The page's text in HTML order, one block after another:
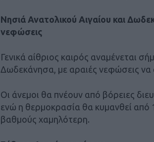
Νησιά Ανατολικού Αιγαίου και
νεφώσεις
Γενικά αίθριος καιρός αναμένεται
Δωδεκάνησα, με αραιές νεφώσεις να
Οι άνεμοι θα πνέουν από βόρειες
ενώ η θερμοκρασία θα κυμανθεί από
βαθμούς χαμηλότερη.